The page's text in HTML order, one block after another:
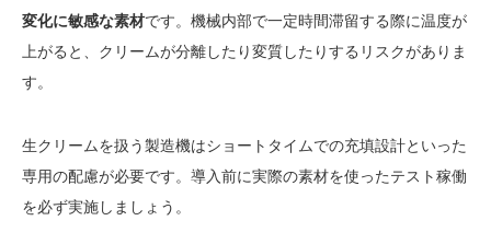
変化に敏感な素材です。機械内部で一定時間滞留する際に温度が
上がると、クリームが分離したり変質したりするリスクがありま
す。
生クリームを扱う製造機はショートタイムでの充填設計といった
専用の配慮が必要です。導入前に実際の素材を使ったテスト稼働
を必ず実施しましょう。